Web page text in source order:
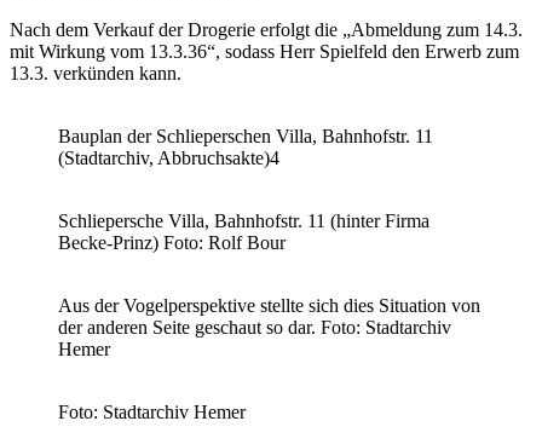
Nach dem Verkauf der Drogerie erfolgt die „Abmeldung zum 14.3.
mit Wirkung vom 13.3.36“, sodass Herr Spielfeld den Erwerb zum
13.3. verkünden kann.
Bauplan der Schlieperschen Villa, Bahnhofstr. 11
(Stadtarchiv, Abbruchsakte)4
Schliepersche Villa, Bahnhofstr. 11 (hinter Firma
Becke-Prinz) Foto: Rolf Bour
Aus der Vogelperspektive stellte sich dies Situation von
der anderen Seite geschaut so dar. Foto: Stadtarchiv
Hemer
Foto: Stadtarchiv Hemer